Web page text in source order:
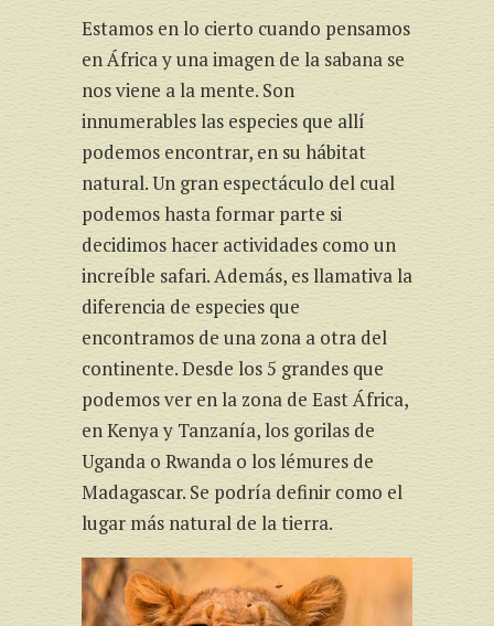
Estamos en lo cierto cuando pensamos
en África y una imagen de la sabana se
nos viene a la mente. Son
innumerables las especies que allí
podemos encontrar, en su hábitat
natural. Un gran espectáculo del cual
podemos hasta formar parte si
decidimos hacer actividades como un
increíble safari. Además, es llamativa la
diferencia de especies que
encontramos de una zona a otra del
continente. Desde los 5 grandes que
podemos ver en la zona de East África,
en Kenya y Tanzanía, los gorilas de
Uganda o Rwanda o los lémures de
Madagascar. Se podría definir como el
lugar más natural de la tierra.